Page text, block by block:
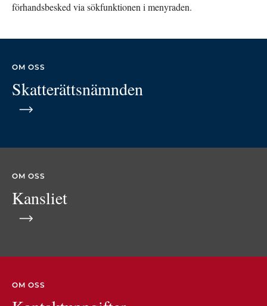
förhandsbesked via sökfunktionen i menyraden.
OM OSS
Skatterättsnämnden
OM OSS
Kansliet
OM OSS